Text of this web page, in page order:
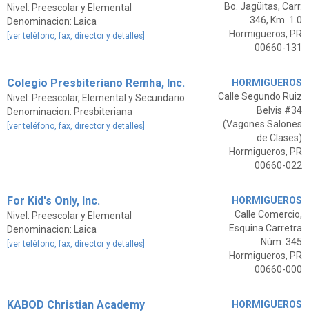
Nivel: Preescolar y Elemental
Denominacion: Laica
[ver teléfono, fax, director y detalles]
Bo. Jagüitas, Carr.
346, Km. 1.0
Hormigueros, PR
00660-131
Colegio Presbiteriano Remha, Inc.
Nivel: Preescolar, Elemental y Secundario
Denominacion: Presbiteriana
[ver teléfono, fax, director y detalles]
HORMIGUEROS
Calle Segundo Ruiz
Belvis #34
(Vagones Salones
de Clases)
Hormigueros, PR
00660-022
For Kid's Only, Inc.
Nivel: Preescolar y Elemental
Denominacion: Laica
[ver teléfono, fax, director y detalles]
HORMIGUEROS
Calle Comercio,
Esquina Carretra
Núm. 345
Hormigueros, PR
00660-000
KABOD Christian Academy
HORMIGUEROS